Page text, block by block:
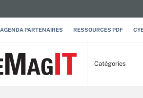
AGENDA PARTENAIRES RESSOURCES PDF
Catégories